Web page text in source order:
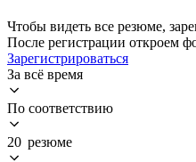
Чтобы видеть все резюме,
После регистрации откроем
Зарегистрироваться
За всё время
По соответствию
20 резюме